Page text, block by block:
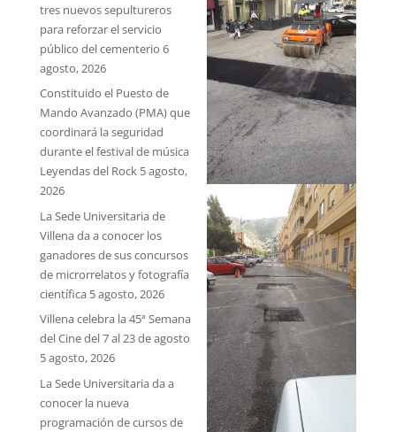
tres nuevos sepultureros
para reforzar el servicio
público del cementerio 6
agosto, 2026
Constituido el Puesto de
Mando Avanzado (PMA) que
coordinará la seguridad
durante el festival de música
Leyendas del Rock 5 agosto,
2026
La Sede Universitaria de
Villena da a conocer los
ganadores de sus concursos
de microrrelatos y fotografía
científica 5 agosto, 2026
Villena celebra la 45ª Semana
del Cine del 7 al 23 de agosto
5 agosto, 2026
La Sede Universitaria da a
conocer la nueva
programación de cursos de